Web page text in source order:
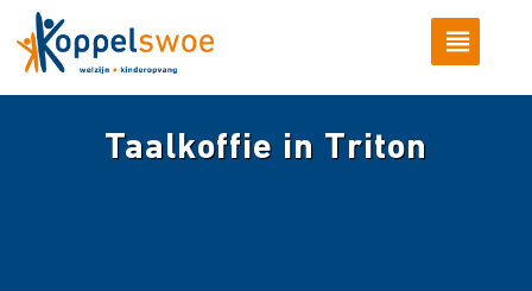
Taalkoffie in Triton